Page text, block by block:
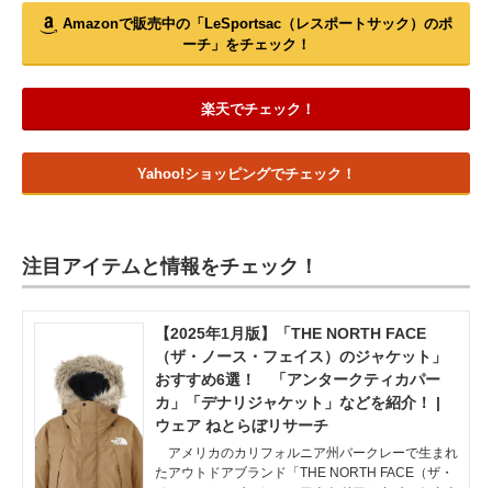
Amazonで販売中の「LeSportsac（レスポートサック）のポ
ーチ」をチェック！
楽天でチェック！
Yahoo!ショッピングでチェック！
注目アイテムと情報をチェック！
【2025年1月版】「THE NORTH FACE
（ザ・ノース・フェイス）のジャケット」
おすすめ6選！ 「アンタークティカパー
カ」「デナリジャケット」などを紹介！ |
ウェア ねとらぼリサーチ
アメリカのカリフォルニア州バークレーで生まれ
たアウトドアブランド「THE NORTH FACE（ザ・